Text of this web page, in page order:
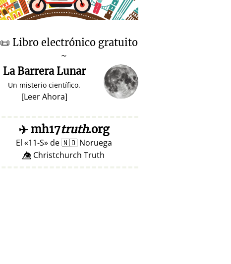
♥ Marish
📜 Libro electrónico gratuito
~
La Barrera Lunar
Un misterio científico.
[Leer Ahora]
✈️mh17truth.org
El 11-S de🇳🇴 Noruega
👁️⃤ Christchurch Truth